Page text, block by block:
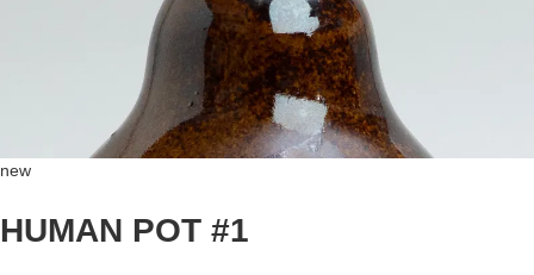
new
HUMAN POT #1